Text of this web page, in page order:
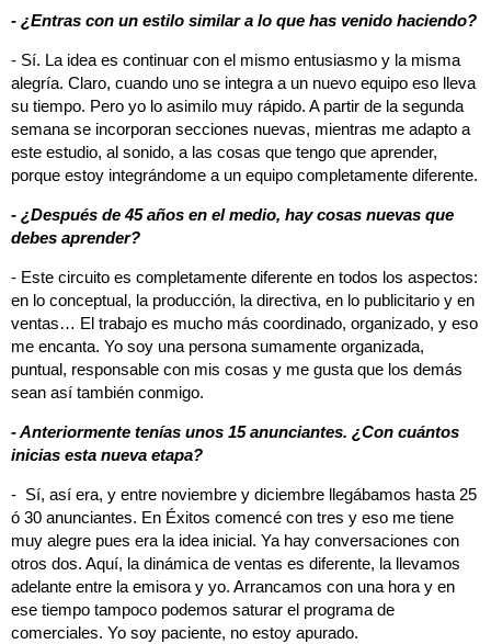
- ¿Entras con un estilo similar a lo que has venido haciendo?
- Sí. La idea es continuar con el mismo entusiasmo y la misma
alegría. Claro, cuando uno se integra a un nuevo equipo eso lleva
su tiempo. Pero yo lo asimilo muy rápido. A partir de la segunda
semana se incorporan secciones nuevas, mientras me adapto a
este estudio, al sonido, a las cosas que tengo que aprender,
porque estoy integrándome a un equipo completamente diferente.
- ¿Después de 45 años en el medio, hay cosas nuevas que
debes aprender?
- Este circuito es completamente diferente en todos los aspectos:
en lo conceptual, la producción, la directiva, en lo publicitario y en
ventas… El trabajo es mucho más coordinado, organizado, y eso
me encanta. Yo soy una persona sumamente organizada,
puntual, responsable con mis cosas y me gusta que los demás
sean así también conmigo.
- Anteriormente tenías unos 15 anunciantes. ¿Con cuántos
inicias esta nueva etapa?
- Sí, así era, y entre noviembre y diciembre llegábamos hasta 25
ó 30 anunciantes. En Éxitos comencé con tres y eso me tiene
muy alegre pues era la idea inicial. Ya hay conversaciones con
otros dos. Aquí, la dinámica de ventas es diferente, la llevamos
adelante entre la emisora y yo. Arrancamos con una hora y en
ese tiempo tampoco podemos saturar el programa de
comerciales. Yo soy paciente, no estoy apurado.